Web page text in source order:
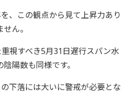
、この観点から見て上昇力あり
ん。
視すべき5月31日遅行スパン水
陽数も同様です。
下落には大いに警戒が必要とな